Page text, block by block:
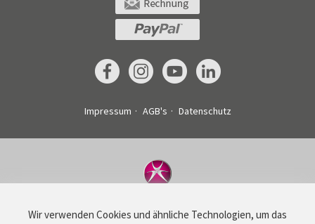
Wir verwenden Cookies und ähnliche Technologien, um das
Impressum AGB's Datenschutz
©Drucksachenexpress AG